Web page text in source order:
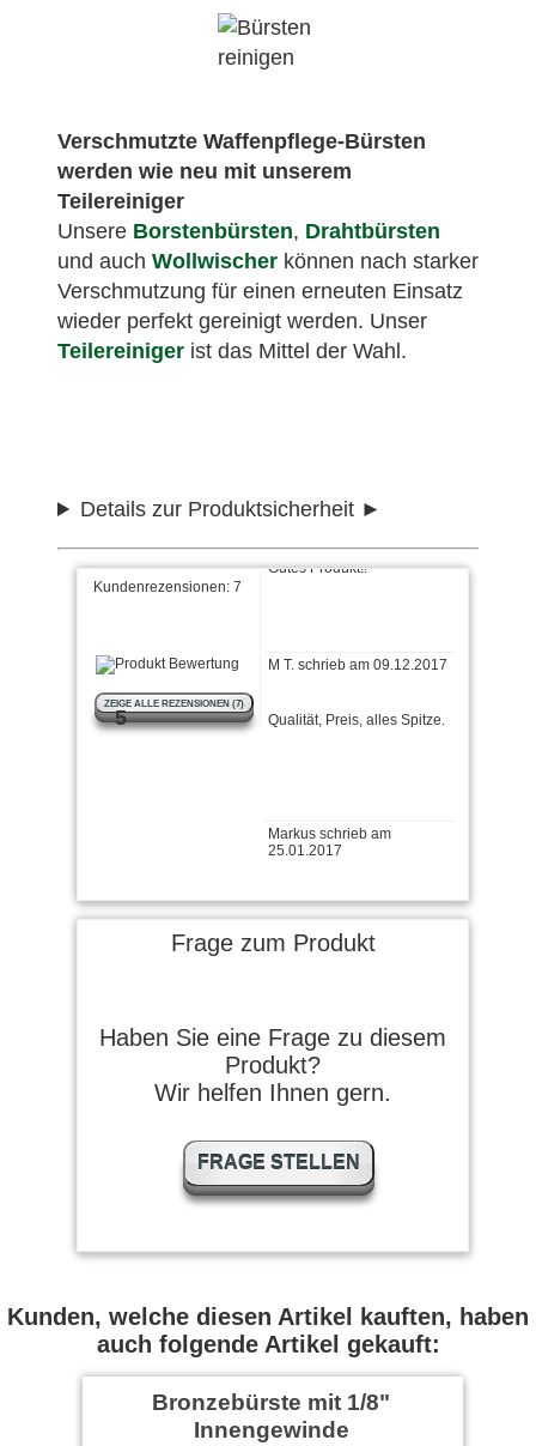
Verschmutzte Waffenpflege-Bürsten
werden wie neu mit unserem
Teilereiniger
Unsere Borstenbürsten, Drahtbürsten
und auch Wollwischer können nach starker
Verschmutzung für einen erneuten Einsatz
wieder perfekt gereinigt werden. Unser
Teilereiniger ist das Mittel der Wahl.
Details zur Produktsicherheit
Kundenrezensionen: 7
5
ZEIGE ALLE REZENSIONEN (7)
J. Kloss schrieb am
10.10.2022
Sehr gut
m. austin schrieb am
20.12.2015
chopperhawk schrieb am
02.12.2014
Gutes Produkt und
saugfähig.
Frage zum Produkt
Haben Sie eine Frage zu diesem
Produkt?
Wir helfen Ihnen gern.
FRAGE STELLEN
Kunden, welche diesen Artikel kauften, haben
auch folgende Artikel gekauft:
Bronzebürste mit 1/8"
Innengewinde